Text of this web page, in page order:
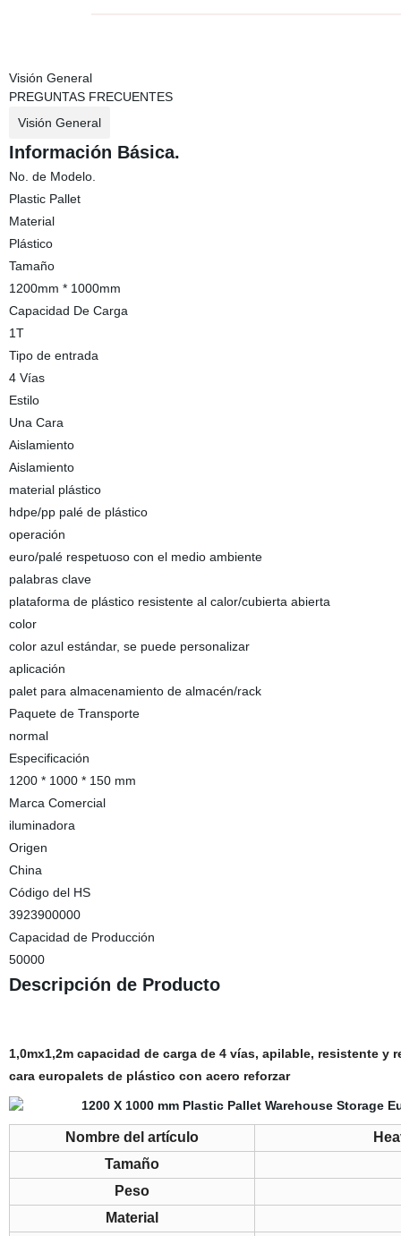
Visión General
PREGUNTAS FRECUENTES
Visión General
Información Básica.
No. de Modelo.
Plastic Pallet
Material
Plástico
Tamaño
1200mm * 1000mm
Capacidad De Carga
1T
Tipo de entrada
4 Vías
Estilo
Una Cara
Aislamiento
Aislamiento
material plástico
hdpe/pp palé de plástico
operación
euro/palé respetuoso con el medio ambiente
palabras clave
plataforma de plástico resistente al calor/cubierta abierta
color
color azul estándar, se puede personalizar
aplicación
palet para almacenamiento de almacén/rack
Paquete de Transporte
normal
Especificación
1200 * 1000 * 150 mm
Marca Comercial
iluminadora
Origen
China
Código del HS
3923900000
Capacidad de Producción
50000
Descripción de Producto
1,0mx1,2m capacidad de carga de 4 vías, apilable, resistente
cara europalets de plástico con acero reforzar
Nombre del artículo
Tamaño
Peso
Material